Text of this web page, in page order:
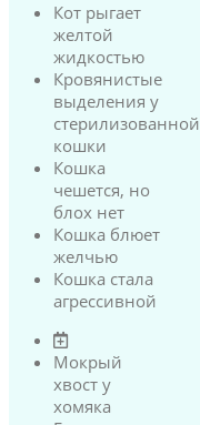
Кот рыгает
желтой
жидкостью
Кровянистые
выделения у
стерилизованной
кошки
Кошка
чешется, но
блох нет
Кошка блюет
желчью
Кошка стала
агрессивной
Мокрый
хвост у
хомяка